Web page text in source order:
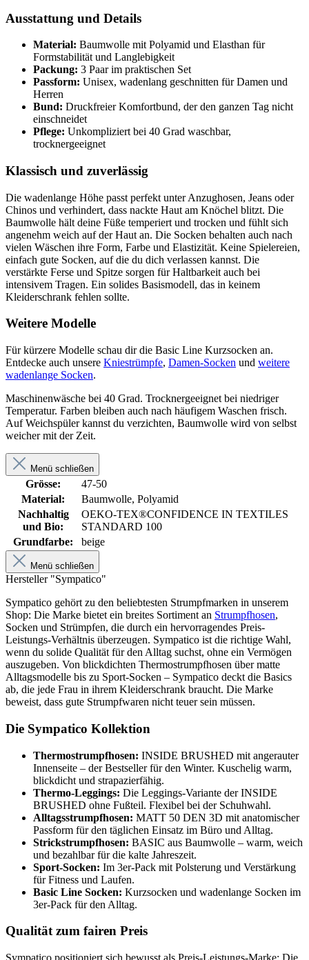
Ausstattung und Details
Material: Baumwolle mit Polyamid und Elasthan für
Formstabilität und Langlebigkeit
Packung: 3 Paar im praktischen Set
Passform: Unisex, wadenlang geschnitten für Damen und
Herren
Bund: Druckfreier Komfortbund, der den ganzen Tag nicht
einschneidet
Pflege: Unkompliziert bei 40 Grad waschbar,
trocknergeeignet
Klassisch und zuverlässig
Die wadenlange Höhe passt perfekt unter Anzughosen, Jeans oder
Chinos und verhindert, dass nackte Haut am Knöchel blitzt. Die
Baumwolle hält deine Füße temperiert und trocken und fühlt sich
angenehm weich auf der Haut an. Die Socken behalten auch nach
vielen Wäschen ihre Form, Farbe und Elastizität. Keine Spielereien,
einfach gute Socken, auf die du dich verlassen kannst. Die
verstärkte Ferse und Spitze sorgen für Haltbarkeit auch bei
intensivem Tragen. Ein solides Basismodell, das in keinem
Kleiderschrank fehlen sollte.
Weitere Modelle
Für kürzere Modelle schau dir die Basic Line Kurzsocken an.
Entdecke auch unsere Kniestrümpfe, Damen-Socken und weitere
wadenlange Socken.
Maschinenwäsche bei 40 Grad. Trocknergeeignet bei niedriger
Temperatur. Farben bleiben auch nach häufigem Waschen frisch.
Auf Weichspüler kannst du verzichten, Baumwolle wird von selbst
weicher mit der Zeit.
Menü schließen
Grösse:
47-50
Material:
Baumwolle, Polyamid
Nachhaltig
und Bio:
OEKO-TEX®CONFIDENCE IN TEXTILES
STANDARD 100
Grundfarbe:
beige
Menü schließen
Hersteller "Sympatico"
Sympatico gehört zu den beliebtesten Strumpfmarken in unserem
Shop: Die Marke bietet ein breites Sortiment an Strumpfhosen,
Socken und Strümpfen, die durch ein hervorragendes Preis-
Leistungs-Verhältnis überzeugen. Sympatico ist die richtige Wahl,
wenn du solide Qualität für den Alltag suchst, ohne ein Vermögen
auszugeben. Von blickdichten Thermostrumpfhosen über matte
Alltagsmodelle bis zu Sport-Socken – Sympatico deckt die Basics
ab, die jede Frau in ihrem Kleiderschrank braucht. Die Marke
beweist, dass gute Strumpfwaren nicht teuer sein müssen.
Die Sympatico Kollektion
Thermostrumpfhosen: INSIDE BRUSHED mit angerauter
Innenseite – der Bestseller für den Winter. Kuschelig warm,
blickdicht und strapazierfähig.
Thermo-Leggings: Die Leggings-Variante der INSIDE
BRUSHED ohne Fußteil. Flexibel bei der Schuhwahl.
Alltagsstrumpfhosen: MATT 50 DEN 3D mit anatomischer
Passform für den täglichen Einsatz im Büro und Alltag.
Strickstrumpfhosen: BASIC aus Baumwolle – warm, weich
und bezahlbar für die kalte Jahreszeit.
Sport-Socken: Im 3er-Pack mit Polsterung und Verstärkung
für Fitness und Laufen.
Basic Line Socken: Kurzsocken und wadenlange Socken im
3er-Pack für den Alltag.
Qualität zum fairen Preis
Sympatico positioniert sich bewusst als Preis-Leistungs-Marke: Die